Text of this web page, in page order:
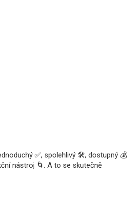
✅, spolehlivý 🛠️, dostupný 💰
nástroj 🌀. A to se skutečně